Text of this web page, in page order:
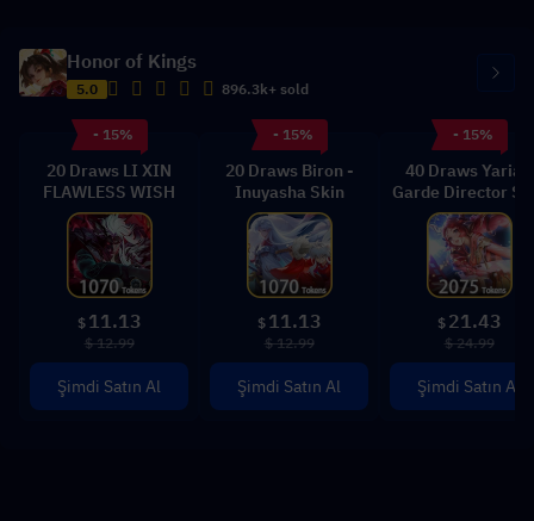
Honor of Kings
5.0 896.3k+ sold
- 15%
20 Draws LI XIN
FLAWLESS WISH
$ 11.13
$ 12.99
Şimdi Satın Al
- 15%
20 Draws Biron -
Inuyasha Skin
$ 11.13
$ 12.99
Şimdi Satın Al
- 15%
40 Draws Yaria -
Garde Director
$ 21.43
$ 24.99
Şimdi Satın Al